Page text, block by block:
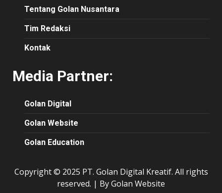
Tentang Golan Nusantara
Tim Redaksi
Kontak
Media Partner:
Golan Digital
Golan Website
Golan Education
Copyright © 2025 PT. Golan Digital Kreatif. All rights
reserved. | By Golan Website